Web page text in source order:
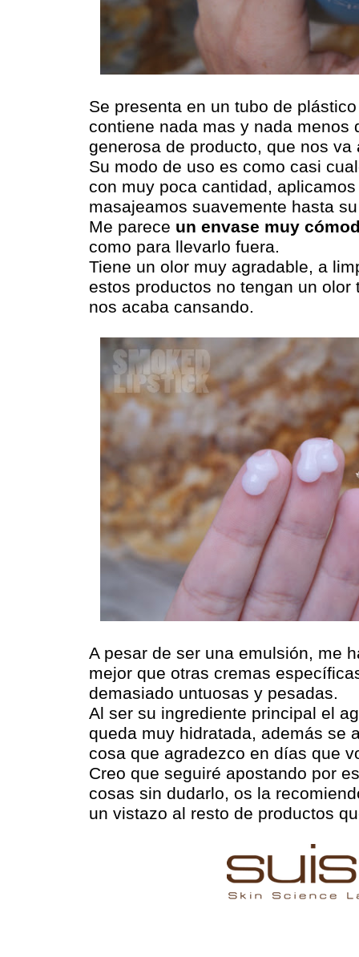
Se presenta en un tubo de
contiene nada mas y nada menos
generosa de producto, que nos va
Su modo de uso es como casi
con muy poca cantidad,
masajeamos suavemente hasta
Me parece un envase muy
como para llevarlo fuera.
Tiene un olor muy agradable, a
estos productos no tengan un olor
nos acaba cansando.
A pesar de ser una emulsión, me
mejor que otras cremas
demasiado untuosas y pesadas.
Al ser su ingrediente principal el
queda muy hidratada, además se
cosa que agradezco en días que
Creo que seguiré apostando por
cosas sin dudarlo, os la
un vistazo al resto de productos